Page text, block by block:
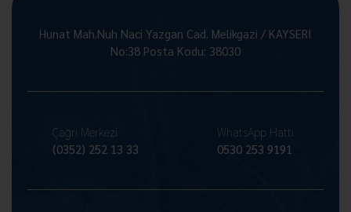
Hunat Mah.Nuh Naci Yazgan Cad. Melikgazi / KAYSERİ
No:38 Posta Kodu: 38030
Çağrı Merkezi
(0352) 252 13 33
WhatsApp Hattı
0530 253 9191